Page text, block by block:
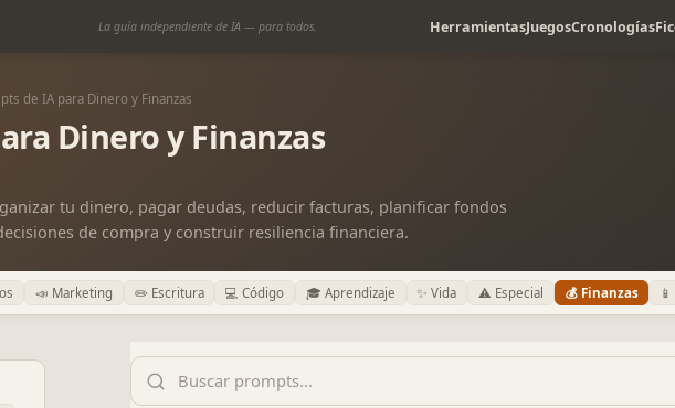
La guía independiente de IA — para todos. HerramientasJuegosCronologías
de IA para Dinero y Finanzas
Dinero y Finanzas
tu dinero, pagar deudas, reducir facturas, planificar fondos
de compra y construir resiliencia financiera.
📣 Marketing ✏️ Escritura 💻 Código 🎓 Aprendizaje ✨ Vida ⚠️ Especial 💰 Finanzas